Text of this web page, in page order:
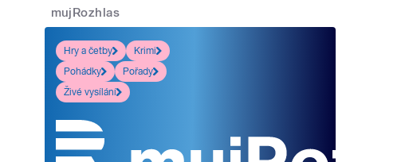
mujRozhlas
Hry a četby
Krimi
Pohádky
Pořady
Živé vysílání